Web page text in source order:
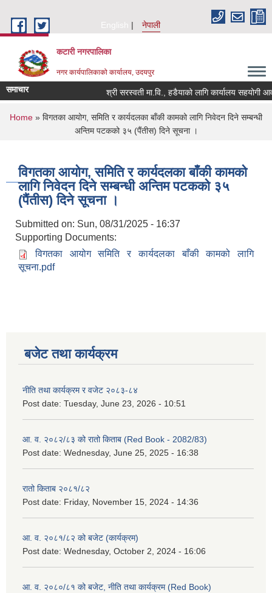
English
नेपाली
कटारी नगरपालिका
नगर कार्यपालिकाको कार्यालय, उदयपुर
समाचार श्री सरस्वती मा.वि., हडैयाको लागि कार्यालय सहयोगी
You are here
Home » विगतका आयोग, समिति र कार्यदलका बाँकी कामको लागि निवेदन दिने सम्बन्धी
अन्तिम पटकको ३५ (पैंतीस) दिने सूचना ।
विगतका आयोग, समिति र कार्यदलका बाँकी कामको
लागि निवेदन दिने सम्बन्धी अन्तिम पटकको ३५
(पैंतीस) दिने सूचना ।
Submitted on: Sun, 08/31/2025 - 16:37
Supporting Documents:
विगतका आयोग समिति र कार्यदलका बाँकी कामको लागि
सूचना.pdf
बजेट तथा कार्यक्रम
नीति तथा कार्यक्रम र वजेट २०८३-८४
Post date: Tuesday, June 23, 2026 - 10:51
आ. व. २०८२/८३ को रातो किताब (Red Book - 2082/83)
Post date: Wednesday, June 25, 2025 - 16:38
रातो किताब २०८१/८२
Post date: Friday, November 15, 2024 - 14:36
आ. व. २०८१/८२ को बजेट (कार्यक्रम)
Post date: Wednesday, October 2, 2024 - 16:06
आ. व. २०८०/८१ को बजेट, नीति तथा कार्यक्रम (Red Book)